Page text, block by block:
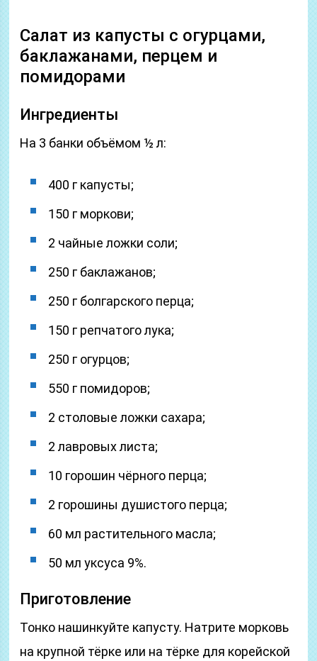
Салат из капусты с огурцами,
баклажанами, перцем и
помидорами
Ингредиенты
На 3 банки объёмом ½ л:
400 г капусты;
150 г моркови;
2 чайные ложки соли;
250 г баклажанов;
250 г болгарского перца;
150 г репчатого лука;
250 г огурцов;
550 г помидоров;
2 столовые ложки сахара;
2 лавровых листа;
10 горошин чёрного перца;
2 горошины душистого перца;
60 мл растительного масла;
50 мл уксуса 9%.
Приготовление
Тонко нашинкуйте капусту. Натрите морковь
на крупной тёрке или на тёрке для корейской